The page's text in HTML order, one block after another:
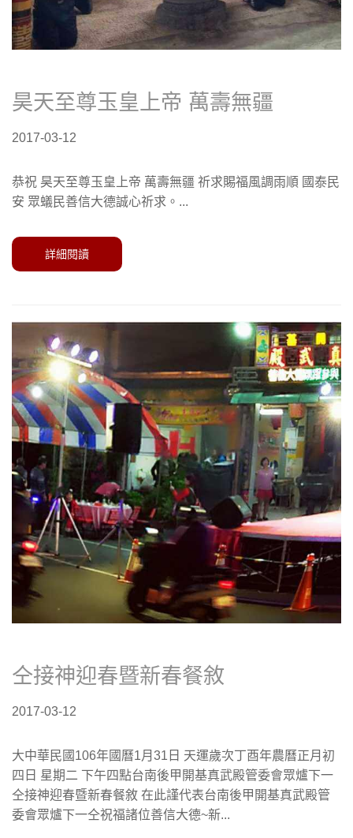
昊天至尊玉皇上帝 萬壽無疆
2017-03-12
恭祝 昊天至尊玉皇上帝 萬壽無疆 祈求賜福風調雨順 國泰民
安 眾蟻民善信大德誠心祈求。...
詳細閱讀
仝接神迎春暨新春餐敘
2017-03-12
大中華民國106年國曆1月31日 天運歲次丁酉年農曆正月初
四日 星期二 下午四點台南後甲開基真武殿管委會眾爐下一
仝接神迎春暨新春餐敘 在此謹代表台南後甲開基真武殿管
委會眾爐下一仝祝福諸位善信大德~新...